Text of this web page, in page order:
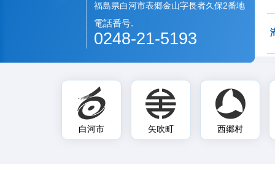
福島県白河市表郷金山字長者久保2番地
電話番号.
0248-21-5193
白河市 矢吹町 西郷村